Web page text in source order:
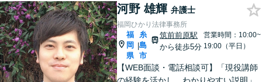
河野 雄輝 弁護士
福岡ひかり法律事務所
福
岡
県
|
糸
島
市
筑前前原駅
から徒歩5分
営業時間：10:00~
19:00（平日）
【WEB面談・電話相談可】「現役講師